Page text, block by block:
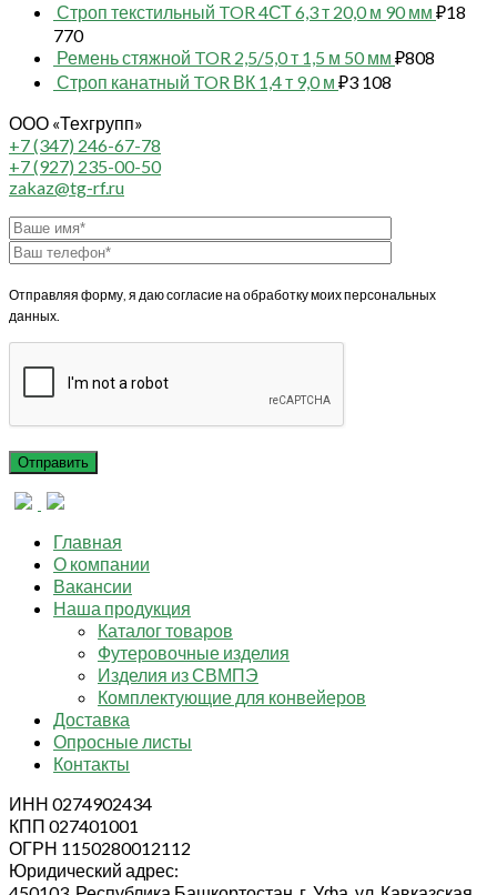
Строп текстильный TOR 4СТ 6,3 т 20,0 м 90 мм ₽18
770
Ремень стяжной TOR 2,5/5,0 т 1,5 м 50 мм ₽808
Строп канатный TOR ВК 1,4 т 9,0 м ₽3 108
ООО «Техгрупп»
+7 (347) 246-67-78
+7 (927) 235-00-50
zakaz@tg-rf.ru
Отправляя форму, я даю согласие на обработку моих персональных
данных.
Главная
О компании
Вакансии
Наша продукция
Каталог товаров
Футеровочные изделия
Изделия из СВМПЭ
Комплектующие для конвейеров
Доставка
Опросные листы
Контакты
ИНН 0274902434
КПП 027401001
ОГРН 1150280012112
Юридический адрес: